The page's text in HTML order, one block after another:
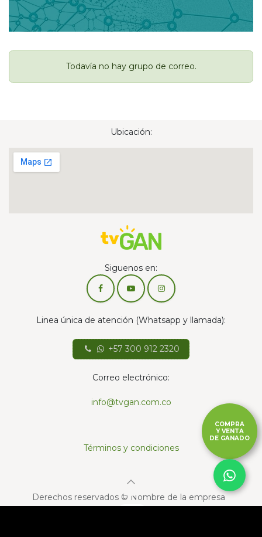
Todavía no hay grupo de correo.
Ubicación:
Siguenos en:
Linea única de atención (Whatsapp y llamada):
+57 300 912 2320
Correo electrónico:
info@tvgan.com.co
Términos y condiciones
Derechos reservados © Nombre de la empresa
COMPRA
Y VENTA
DE GANADO